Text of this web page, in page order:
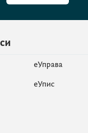
еУправа
eУпис